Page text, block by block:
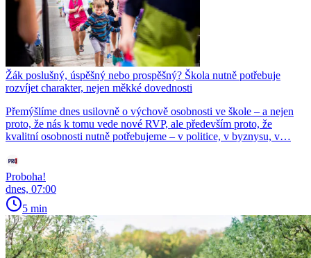
Žák poslušný, úspěšný nebo prospěšný? Škola nutně potřebuje
rozvíjet charakter, nejen měkké dovednosti
Přemýšlíme dnes usilovně o výchově osobnosti ve škole – a nejen
proto, že nás k tomu vede nové RVP, ale především proto, že
kvalitní osobnosti nutně potřebujeme – v politice, v byznysu, v…
Proboha!
dnes, 07:00
5 min